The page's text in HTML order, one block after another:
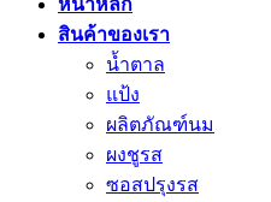
สินค้าของเรา
น้ำตาล
แป้ง
ผลิตภัณฑ์นม
ผงชูรส
ซอสปรุงรส